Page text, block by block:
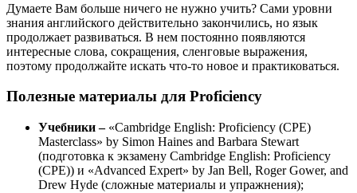
Думаете Вам больше ничего не нужно учить? Сами уровни
знания английского действительно закончились, но язык
продолжает развиваться. В нем постоянно появляются
интересные слова, сокращения, сленговые выражения,
поэтому продолжайте искать что-то новое и практиковаться.
Полезные материалы для Proficiency
Учебники – «Cambridge English: Proficiency (CPE)
Masterclass» by Simon Haines and Barbara Stewart
(подготовка к экзамену Cambridge English: Proficiency
(CPE)) и «Advanced Expert» by Jan Bell, Roger Gower, and
Drew Hyde (сложные материалы и упражнения);